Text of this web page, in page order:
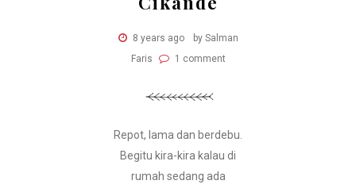
8 years ago
by Salman
Faris
1 comment
Repot, lama dan berdebu.
Begitu kira-kira kalau di
rumah sedang ada